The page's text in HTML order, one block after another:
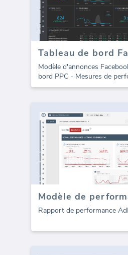
Modèle d'annonces
bord PPC - Mesures de
Rapport de performance